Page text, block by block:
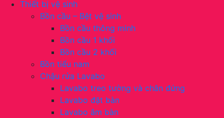
Thiết bị vệ sinh
Bồn cầu – Bệt vệ sinh
Bồn cầu thông minh
Bồn cầu 1 khối
Bồn cầu 2 khối
Bồn tiểu nam
Chậu rửa Lavabo
Lavabo treo tường và chân đứng
Lavabo đặt bàn
Lavabo âm bàn